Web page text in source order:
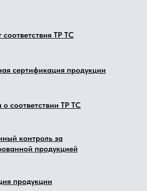
ТР ТС
сертификация продукции
соответствии ТР ТС
контроль за
продукцией
продукции